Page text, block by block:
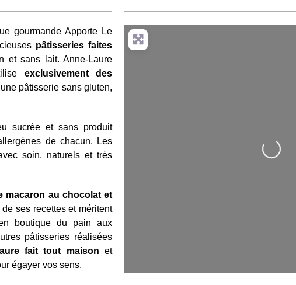
gourmande Apporte Le
pâtisseries faites
et sans lait. Anne-Laure
exclusivement des
pâtisserie sans gluten,
sucrée et sans produit
de chacun. Les
soin, naturels et très
macaron au chocolat et
ses recettes et méritent
boutique du pain aux
pâtisseries réalisées
fait tout maison et
égayer vos sens.
Loading...